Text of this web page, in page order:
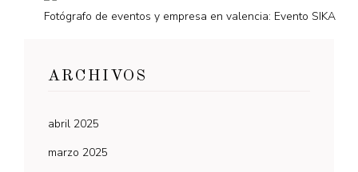
Fotógrafo de eventos y empresa en valencia: Evento SIKA
ARCHIVOS
abril 2025
marzo 2025